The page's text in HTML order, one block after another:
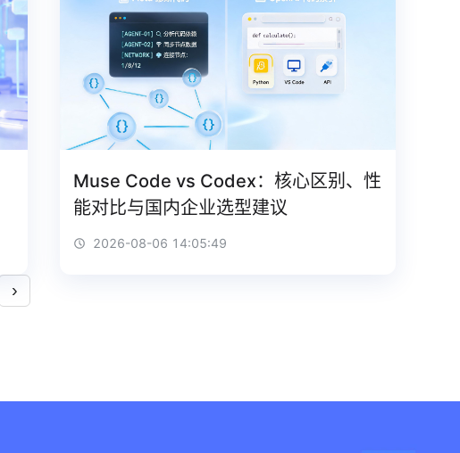
Muse Code vs Codex：核心区别、性
能对比与国内企业选型建议
2026-08-06 14:05:49